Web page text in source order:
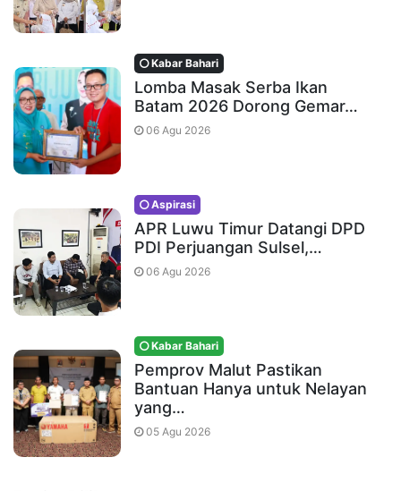
Kabar Bahari
Lomba Masak Serba Ikan
Batam 2026 Dorong Gemar…
06 Agu 2026
Aspirasi
APR Luwu Timur Datangi DPD
PDI Perjuangan Sulsel,…
06 Agu 2026
Kabar Bahari
Pemprov Malut Pastikan
Bantuan Hanya untuk Nelayan
yang…
05 Agu 2026